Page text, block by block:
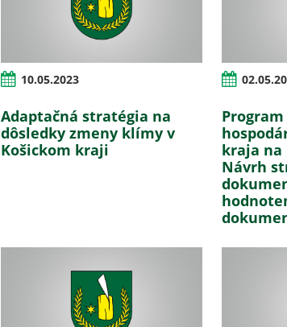
10.05.2023
Adaptačná stratégia na
dôsledky zmeny klímy v
Košickom kraji
kraja na
Návrh